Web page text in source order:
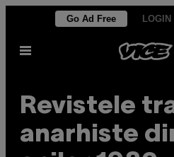
content
Go Ad Free LOGIN
Open
Revistele
anarhiste